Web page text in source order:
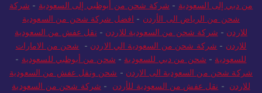
من دبي إلى السعودية - شركة شحن من أبوظبي إلى السعودية - شركة
شحن من الرياض الى الأردن - افضل شركة شحن من السعودية
للاردن - شركة شحن من السعودية للاردن - نقل عفش من السعودية
للاردن - شركة شحن من السعودية الي الاردن - شحن من الامارات
للسعودية - شحن من دبي للسعودية - شحن من أبوظبي للسعودية -
شركة شحن من السعودية الى الاردن - شحن ونقل عفش من السعودية
للاردن - نقل عفش من السعودية للأردن - شركة شحن من السعودية